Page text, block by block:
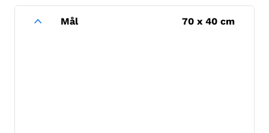
Mål 70 x 40 cm